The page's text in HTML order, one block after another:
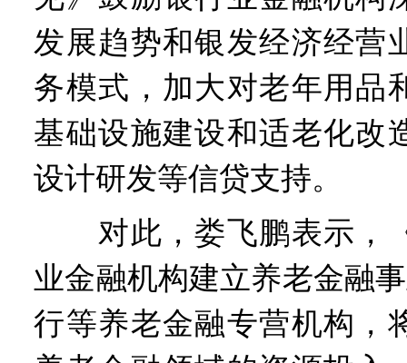
发展趋势和银发经济经营
务模式，加大对老年用品
基础设施建设和适老化改
设计研发等信贷支持。
对此，娄飞鹏表示，
业金融机构建立养老金融
行等养老金融专营机构，